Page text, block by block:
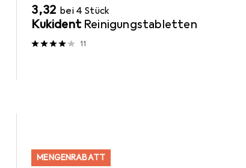
EUR
3,32 bei 4 Stück
Kukident Reinigungstabletten
11
MENGENRABATT